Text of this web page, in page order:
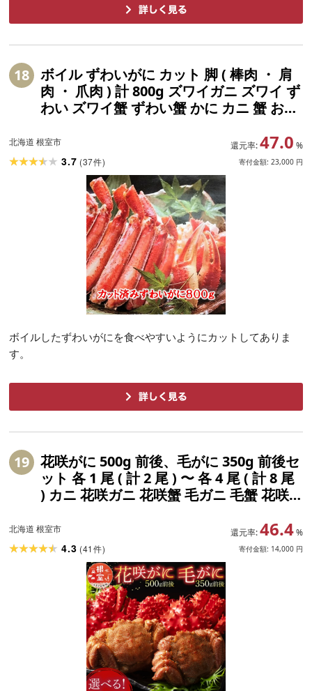
18
ボイル ずわいがに カット 脚 ( 棒肉 ・ 肩
肉 ・ 爪肉 ) 計 800g ズワイガニ ズワイ ず
わい ズワイ蟹 ずわい蟹 かに カニ 蟹 お取
ガニ 北海道 根室市 ふるさと納税
北海道 根室市 還元率: 47.0 %
寄付金額: 23,000 円
3.7 (37件)
ボイルしたずわいがにを食べやすいようにカットしてありま
す。
19
花咲がに 500g 前後、毛がに 350g 前後セ
ット 各 1 尾 ( 計 2 尾 ) 〜 各 4 尾 ( 計 8 尾
) カニ 花咲ガニ 花咲蟹 毛ガニ 毛蟹 花咲
茹でガニ けがに ケガニ グルメ 海鮮
北海道 根室市 還元率: 46.4 %
寄付金額: 14,000 円
4.3 (41件)